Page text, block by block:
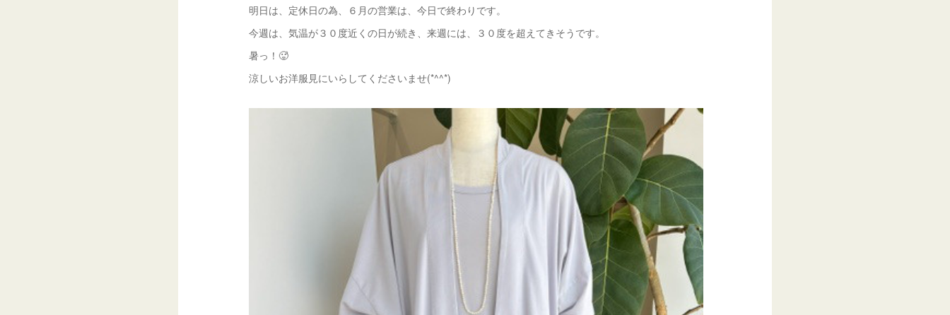
明日は、定休日の為、６月の営業は、今日で終わりです。
今週は、気温が３０度近くの日が続き、来週には、３０度を超えてきそうです。
暑っ！🥵
涼しいお洋服見にいらしてくださいませ(*^^*)